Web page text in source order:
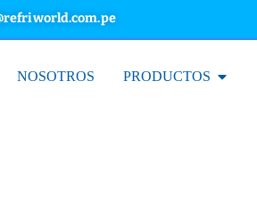
NOSOTROS PRODUCTOS